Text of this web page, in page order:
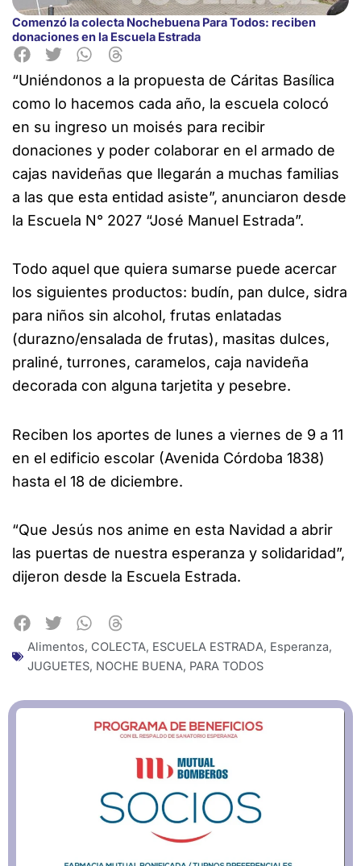
Comenzó la colecta Nochebuena Para Todos: reciben
donaciones en la Escuela Estrada
“Uniéndonos a la propuesta de Cáritas Basílica
como lo hacemos cada año, la escuela colocó
en su ingreso un moisés para recibir
donaciones y poder colaborar en el armado de
cajas navideñas que llegarán a muchas familias
a las que esta entidad asiste”, anunciaron desde
la Escuela N° 2027 “José Manuel Estrada”.
Todo aquel que quiera sumarse puede acercar
los siguientes productos: budín, pan dulce, sidra
para niños sin alcohol, frutas enlatadas
(durazno/ensalada de frutas), masitas dulces,
praliné, turrones, caramelos, caja navideña
decorada con alguna tarjetita y pesebre.
Reciben los aportes de lunes a viernes de 9 a 11
en el edificio escolar (Avenida Córdoba 1838)
hasta el 18 de diciembre.
“Que Jesús nos anime en esta Navidad a abrir
las puertas de nuestra esperanza y solidaridad”,
dijeron desde la Escuela Estrada.
Alimentos, COLECTA, ESCUELA ESTRADA, Esperanza,
JUGUETES, NOCHE BUENA, PARA TODOS